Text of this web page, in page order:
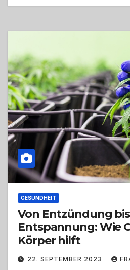
GESUNDHEIT
Von Entzündung bis
Entspannung: Wie
Körper hilft
22. SEPTEMBER 2023